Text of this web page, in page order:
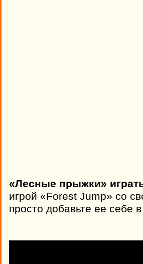
«Лесные прыжки»
игрой «Forest Jump» со
просто добавьте ее себе в